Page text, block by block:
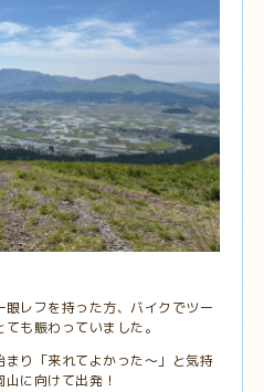
レフを持った方、バイクでツー
も賑わっていました。
り「来れてよかった～」と気持
に向けて出発！